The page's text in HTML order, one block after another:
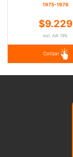
1975-1978
$9.229
incl. IVA 19%
Cotizar